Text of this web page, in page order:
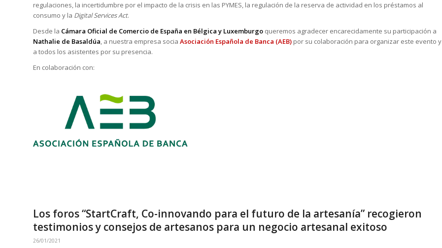
regulaciones, la incertidumbre por el impacto de la crisis en las PYMES, la regulación de la reserva de actividad en los préstamos al
consumo y la Digital Services Act.
Desde la Cámara Oficial de Comercio de España en Bélgica y Luxemburgo queremos agradecer encarecidamente su participación a
Nathalie de Basaldúa, a nuestra empresa socia Asociación Española de Banca (AEB) por su colaboración para organizar este evento y
a todos los asistentes por su presencia.
En colaboración con:
Los foros “StartCraft, Co-innovando para el futuro de la artesanía” recogieron
testimonios y consejos de artesanos para un negocio artesanal exitoso
26/01/2021